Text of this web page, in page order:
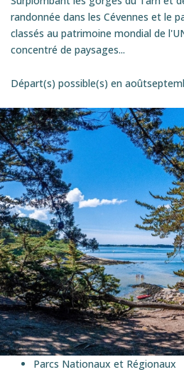
randonnée dans les Cévennes et le
classés au patrimoine mondial de
concentré de paysages...
Départ(s) possible(s) en août
Parcs Nationaux et Régionaux